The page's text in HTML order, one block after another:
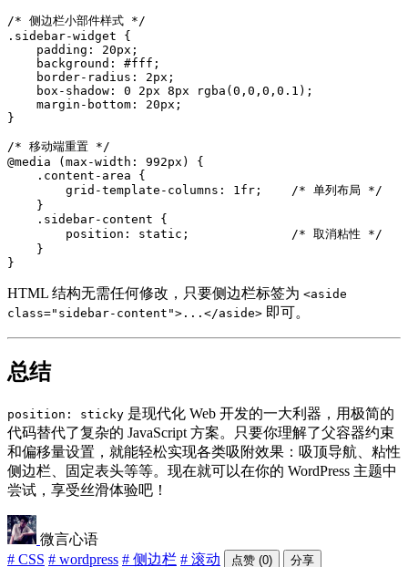
/* 侧边栏小部件样式 */
.sidebar-widget {
    padding: 20px;
    background: #fff;
    border-radius: 2px;
    box-shadow: 0 2px 8px rgba(0,0,0,0.1);
    margin-bottom: 20px;
}
/* 移动端重置 */
@media (max-width: 992px) {
    .content-area {
        grid-template-columns: 1fr;    /* 单列布局 */
    }
    .sidebar-content {
        position: static;              /* 取消粘性 */
    }
}
HTML 结构无需任何修改，只要侧边栏标签为 <aside
class="sidebar-content">...</aside> 即可。
总结
position: sticky 是现代化 Web 开发的一大利器，用极简的
代码替代了复杂的 JavaScript 方案。只要你理解了父容器约束
和偏移量设置，就能轻松实现各类吸附效果：吸顶导航、粘性
侧边栏、固定表头等等。现在就可以在你的 WordPress 主题中
尝试，享受丝滑体验吧！
微言心语
# CSS # wordpress # 侧边栏 # 滚动 点赞 (0) 分享